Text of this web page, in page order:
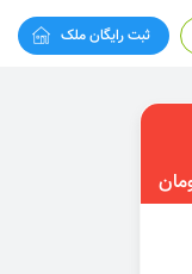
ثبت رایگان ملک